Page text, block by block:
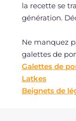
la recette se
génération.
Ne manquez
galettes de
Galettes de
Latkes
Beignets de